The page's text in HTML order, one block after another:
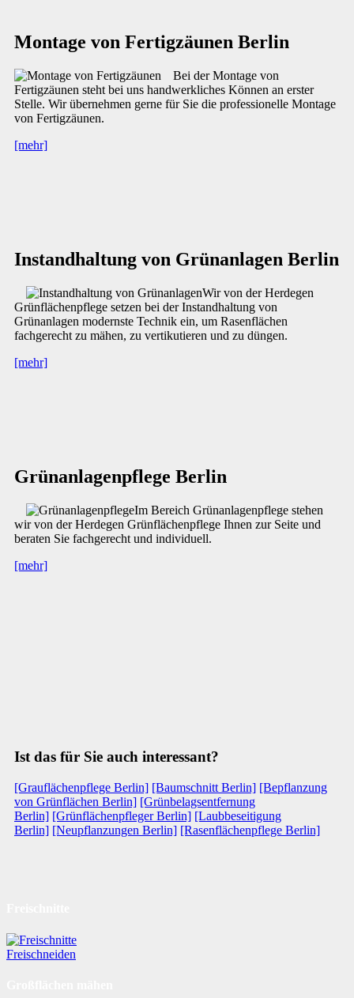
Montage von Fertigzäunen Berlin
Bei der Montage von
Fertigzäunen steht bei uns handwerkliches Können an erster
Stelle. Wir übernehmen gerne für Sie die professionelle Montage
von Fertigzäunen.
[mehr]
Instandhaltung von Grünanlagen Berlin
Wir von der Herdegen
Grünflächenpflege setzen bei der Instandhaltung von
Grünanlagen modernste Technik ein, um Rasenflächen
fachgerecht zu mähen, zu vertikutieren und zu düngen.
[mehr]
Grünanlagenpflege Berlin
Im Bereich Grünanlagenpflege stehen
wir von der Herdegen Grünflächenpflege Ihnen zur Seite und
beraten Sie fachgerecht und individuell.
[mehr]
Ist das für Sie auch interessant?
[Grauflächenpflege Berlin] [Baumschnitt Berlin] [Bepflanzung
von Grünflächen Berlin] [Grünbelagsentfernung
Berlin] [Grünflächenpfleger Berlin] [Laubbeseitigung
Berlin] [Neupflanzungen Berlin] [Rasenflächenpflege Berlin]
Freischneiden